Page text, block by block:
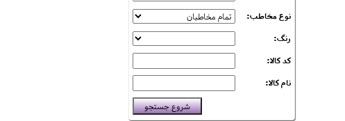
نوع مخاطب:
رنگ:
کد کالا:
نام کالا: